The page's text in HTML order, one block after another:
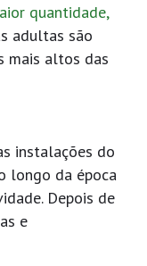
quantidade,
adultas são
mais altos das
instalações do
longo da época
Depois de
e